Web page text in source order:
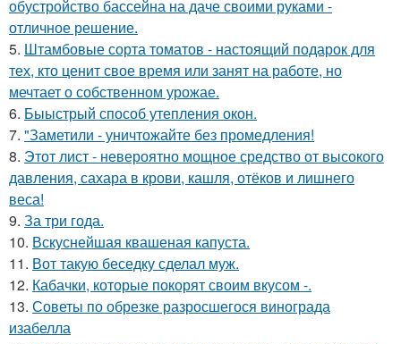
обустройство бассейна на даче своими руками -
отличное решение.
5. Штамбовые сорта томатов - настоящий подарок для
тех, кто ценит свое время или занят на работе, но
мечтает о собственном урожае.
6. Быыстрый способ утепления окон.
7. "Заметили - уничтожайте без промедления!
8. Этот лист - невероятно мощное средство от высокого
давления, сахара в крови, кашля, отёков и лишнего
веса!
9. За три года.
10. Вскуснейшая квашеная капуста.
11. Вот такую беседку сделал муж.
12. Кабачки, которые покорят своим вкусом -.
13. Советы по обрезке разросшегося винограда
изабелла